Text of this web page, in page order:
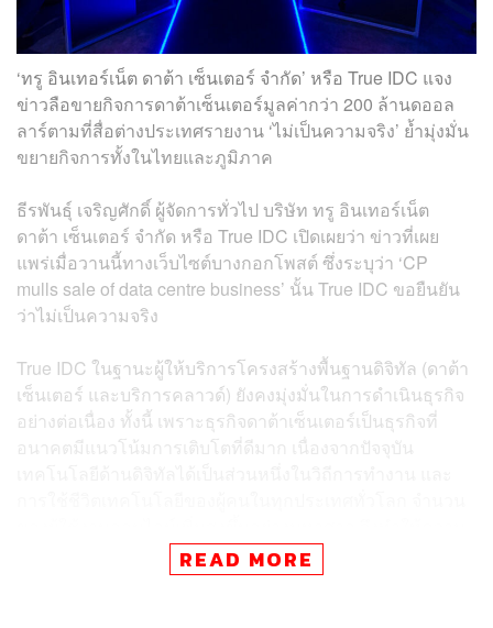
‘ทรู อินเทอร์เน็ต ดาต้า เซ็นเตอร์ จำกัด’ หรือ True IDC แจง
ข่าวลือขายกิจการดาต้าเซ็นเตอร์มูลค่ากว่า 200 ล้านดออล
ลาร์ตามที่สื่อต่างประเทศรายงาน ‘ไม่เป็นความจริง’ ย้ำมุ่งมั่น
ขยายกิจการทั้งในไทยและภูมิภาค
ธีรพันธุ์ เจริญศักดิ์ ผู้จัดการทั่วไป บริษัท ทรู อินเทอร์เน็ต
ดาต้า เซ็นเตอร์ จำกัด หรือ True IDC เปิดเผยว่า ข่าวที่เผย
แพร่เมื่อวานนี้ทางเว็บไซต์บางกอกโพสต์ ซึ่งระบุว่า ‘CP
mulls sale of data centre business’ นั้น True IDC ขอยืนยัน
ว่าไม่เป็นความจริง
True IDC ในฐานะผู้ให้บริการโครงสร้างพื้นฐานดิจิทัล (ดาต้า
เซ็นเตอร์ และบริการคลาวด์) ยังคงมุ่งมั่นในการดำเนินธุรกิจ
อย่างต่อเนื่อง ทั้งนี้ เพราะธุรกิจดาต้าเซ็นเตอร์เป็นธุรกิจที่
อนาคตมีแนวโน้มการเติบโตที่ดีมาก เนื่องจากปัจจุบัน
ต้องการพื้นที่เพื่อสร้างเป็นดาต้าเซ็นเตอร์ทั่วโลกเพิ่มสูงขึ้น
อย่างมาก นอกจากนี้ True IDC ยังมีนโยบายและวางเป้า
READ MORE